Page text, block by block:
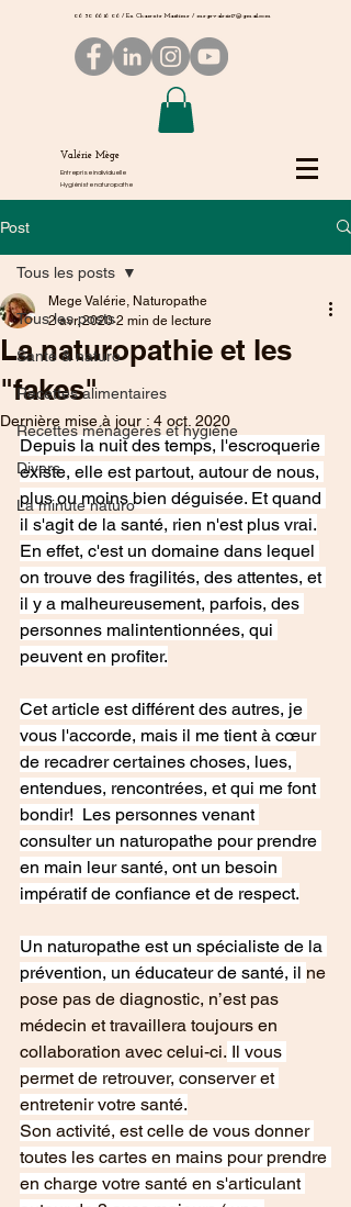
06 50 66 16 06 / En Charente Maritime / megevalerie17@gmail.com
Valérie Mège
Entreprise individuelle
Hygiéniste naturopathe
Post
Tous les posts
Santé & naturo
Recettes alimentaires
Recettes ménagères et hygiène
Divers
La minute naturo
Tous les posts
La naturopathie et les
"fakes"
Mege Valérie, Naturopathe
2 avr. 2020 2 min de lecture
Dernière mise à jour : 4 oct. 2020
Depuis la nuit des temps, l'escroquerie
existe, elle est partout, autour de nous,
plus ou moins bien déguisée. Et quand
il s'agit de la santé, rien n'est plus vrai.
En effet, c'est un domaine dans lequel
on trouve des fragilités, des attentes, et
il y a malheureusement, parfois, des
personnes malintentionnées, qui
peuvent en profiter.
Cet article est différent des autres, je
vous l'accorde, mais il me tient à cœur
de recadrer certaines choses, lues,
entendues, rencontrées, et qui me font
bondir!  Les personnes venant
consulter un naturopathe pour prendre
en main leur santé, ont un besoin
impératif de confiance et de respect.
Un naturopathe est un spécialiste de la
prévention, un éducateur de santé, il ne
pose pas de diagnostic, n’est pas
médecin et travaillera toujours en
collaboration avec celui-ci. Il vous
permet de retrouver, conserver et
entretenir votre santé.
Son activité, est celle de vous donner
toutes les cartes en mains pour prendre
en charge votre santé en s'articulant